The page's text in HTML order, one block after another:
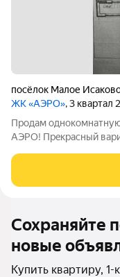
посёлок Малое
ЖК «АЭРО», 3 квартал
Продaм
АЭРО! Пpeкpaсный
кв.м., с выходом на
сан.узел -
Сохраняйте
новые
Купить квартиру, 1-